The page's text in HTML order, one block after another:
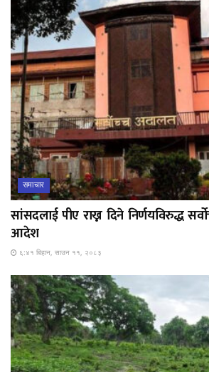
समाचार
सांसदलाई पीए राख्न दिने निर्णयविरुद्ध
आदेश
६:४१ बिहान, साउन ११, २०८३